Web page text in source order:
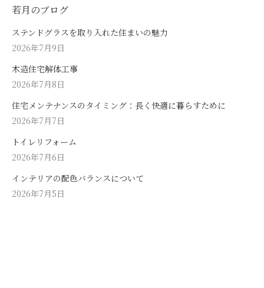
若月のブログ
ステンドグラスを取り入れた住まいの魅力
2026年7月9日
木造住宅解体工事
2026年7月8日
住宅メンテナンスのタイミング：長く快適に暮らすために
2026年7月7日
トイレリフォーム
2026年7月6日
インテリアの配色バランスについて
2026年7月5日